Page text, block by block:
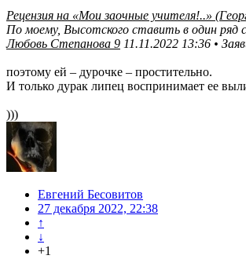
Рецензия на «Мои заочные учителя!..»
По моему, Высотского ставить в один
Любовь Степанова 9 11.11.2022 13:36 •
поэтому ей – дурочке – простительно.
И только дурак липец воспринимает ее
)))
Евгений Бесовитов
27 декабря 2022, 22:38
↑
↓
+1